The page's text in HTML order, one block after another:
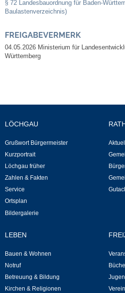
Leben
Bauen & Wohnen
NETZMonitor
Bebauungspläne
Kommunale Wärmeplanung
Notruf
Betreuung & Bildung
§ 72 Landesbauordnung für Baden-
Baulastenverzeichnis)
FREIGABEVERMERK
04.05.2026 Ministerium für
Württemberg
LÖCHGAU
Grußwort Bürgermeister
Kurzportrait
Löchgau früher
Zahlen & Fakten
Service
Ortsplan
Bildergalerie
LEBEN
Bauen & Wohnen
Notruf
Betreuung & Bildung
Kirchen & Religionen